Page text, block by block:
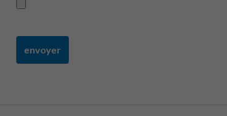
envoyer